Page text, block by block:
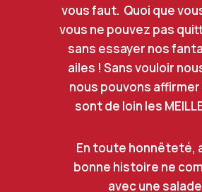
vous faut. Quoi que
vous ne pouvez pas
sans essayer nos
ailes ! Sans vouloir
nous pouvons affirmer
sont de loin les
En toute honnêteté,
bonne histoire ne
avec une